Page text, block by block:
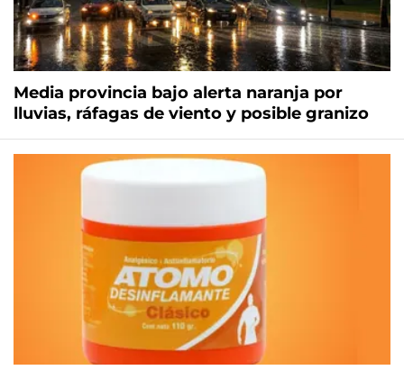
Media provincia bajo alerta naranja por
lluvias, ráfagas de viento y posible granizo